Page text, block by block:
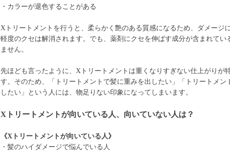
・カラーが退色することがある
Xトリートメントを行うと、柔らかく艶のある質感になるため、ダメージ
軽度のクセは解消されます。でも、薬剤にクセを伸ばす成分が含まれてい
ません。
先ほども言ったように、Xトリートメントは重くなりすぎない仕上がりが
す。そのため、「トリートメントで髪に重みを出したい」「トリートメン
したい」という人には、物足りない印象になってしまいます。
Xトリートメントが向いている人、向いていない人は？
《Xトリートメントが向いている人》
・髪のハイダメージで悩んでいる人